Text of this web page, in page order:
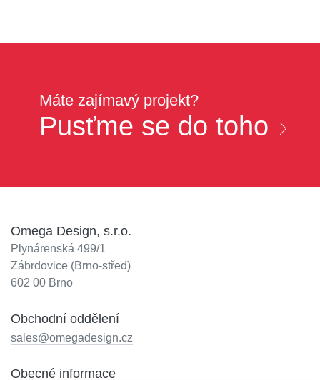
Máte zajímavý projekt?
Pusťme se do toho
Omega Design, s.r.o.
Plynárenská 499/1
Zábrdovice (Brno-střed)
602 00 Brno
Obchodní oddělení
sales@omegadesign.cz
Obecné informace